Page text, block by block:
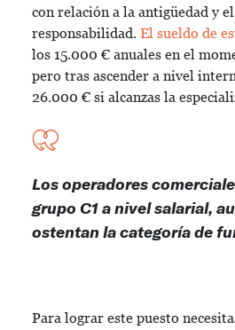
con relación a la antigüedad y
responsabilidad. El sueldo de
los 15.000 € anuales en el
pero tras ascender a nivel
26.000 € si alcanzas la
Los operadores
grupo C1 a nivel salarial,
ostentan la categoría de
Para lograr este puesto